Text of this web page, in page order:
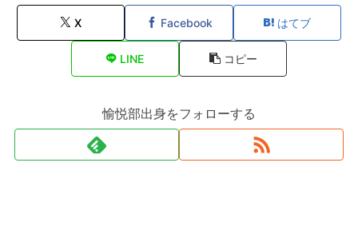
X Facebook はてブ
LINE コピー
愉悦部出身をフォローする